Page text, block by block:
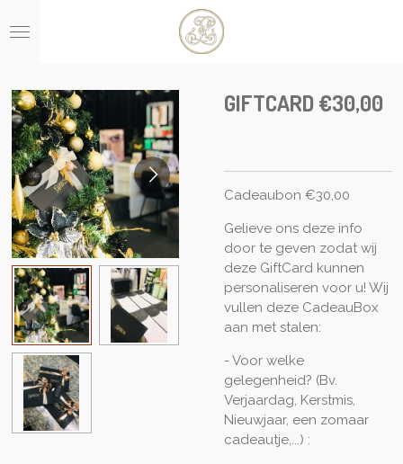
direct
hoofdinhoud
GIFTCARD €30,00
Cadeaubon €30,00
Gelieve ons deze info
door te geven zodat wij
deze GiftCard kunnen
personaliseren voor u! Wij
vullen deze CadeauBox
aan met stalen:
- Voor welke
gelegenheid? (Bv.
Verjaardag, Kerstmis,
Nieuwjaar, een zomaar
cadeautje,...) :